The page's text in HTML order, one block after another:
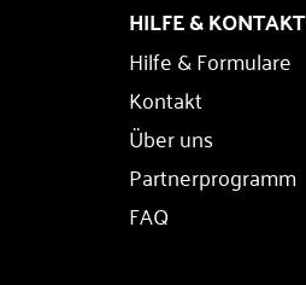
HILFE & KONTAKT
Hilfe & Formulare
Kontakt
Über uns
Partnerprogramm
FAQ